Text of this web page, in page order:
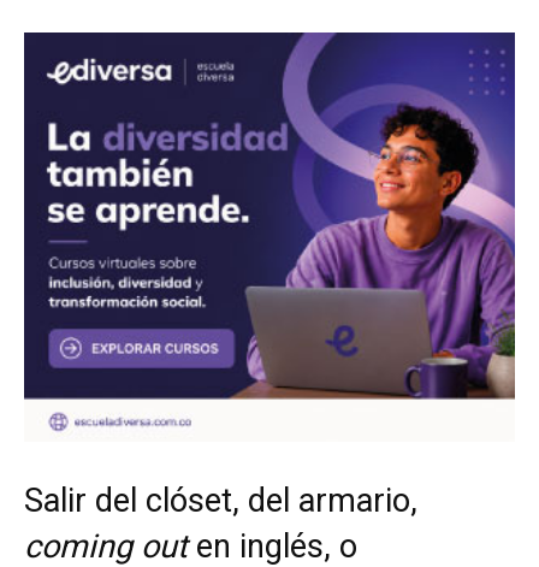
Salir del clóset, del armario,
coming outen inglés, o